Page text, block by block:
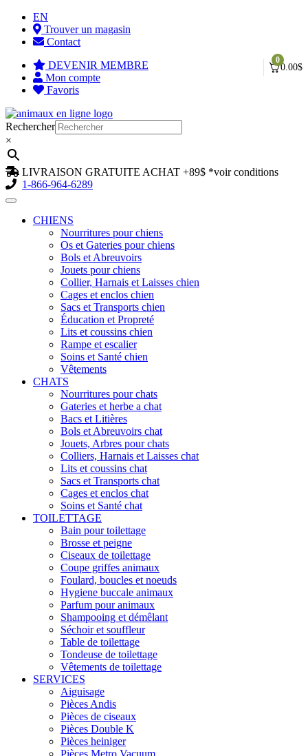
EN
Trouver un magasin
Contact
0
0.00$
DEVENIR MEMBRE
Mon compte
Favoris
Aller
à
la
navigation
Aller
au
contenu
Rechercher
×
LIVRAISON GRATUITE ACHAT +89$ *voir conditions
1-866-964-6289
CHIENS
Nourritures pour chiens
Os et Gateries pour chiens
Bols et Abreuvoirs
Jouets pour chiens
Collier, Harnais et Laisses chien
Cages et enclos chien
Sacs et Transports chien
Éducation et Propreté
Lits et coussins chien
Rampe et escalier
Soins et Santé chien
Vêtements
CHATS
Nourritures pour chats
Gateries et herbe a chat
Bacs et Litières
Bols et Abreuvoirs chat
Jouets, Arbres pour chats
Colliers, Harnais et Laisses chat
Lits et coussins chat
Sacs et Transports chat
Cages et enclos chat
Soins et Santé chat
TOILETTAGE
Bain pour toilettage
Brosse et peigne
Ciseaux de toilettage
Coupe griffes animaux
Foulard, boucles et noeuds
Hygiene buccale animaux
Parfum pour animaux
Shampooing et démêlant
Séchoir et souffleur
Table de toilettage
Tondeuse de toilettage
Vêtements de toilettage
SERVICES
Aiguisage
Pièces Andis
Pièces de ciseaux
Pièces Double K
Pièces heiniger
Pièces Metro Vacuum